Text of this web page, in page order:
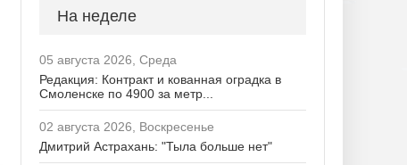
На неделе
05 августа 2026, Среда
Редакция: Контракт и кованная оградка в
Смоленске по 4900 за метр...
02 августа 2026, Воскресенье
Дмитрий Астрахань: "Тыла больше нет"